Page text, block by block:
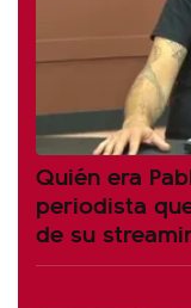
Quién era
periodista
de su